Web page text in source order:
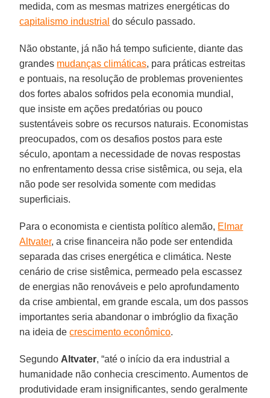
medida, com as mesmas matrizes energéticas do
capitalismo industrial do século passado.
Não obstante, já não há tempo suficiente, diante das
grandes mudanças climáticas, para práticas estreitas
e pontuais, na resolução de problemas provenientes
dos fortes abalos sofridos pela economia mundial,
que insiste em ações predatórias ou pouco
sustentáveis sobre os recursos naturais. Economistas
preocupados, com os desafios postos para este
século, apontam a necessidade de novas respostas
no enfrentamento dessa crise sistêmica, ou seja, ela
não pode ser resolvida somente com medidas
superficiais.
Para o economista e cientista político alemão, Elmar
Altvater, a crise financeira não pode ser entendida
separada das crises energética e climática. Neste
cenário de crise sistêmica, permeado pela escassez
de energias não renováveis e pelo aprofundamento
da crise ambiental, em grande escala, um dos passos
importantes seria abandonar o imbróglio da fixação
na ideia decrescimento econômico.
Segundo Altvater, “até o início da era industrial a
humanidade não conhecia crescimento. Aumentos de
produtividade eram insignificantes, sendo geralmente